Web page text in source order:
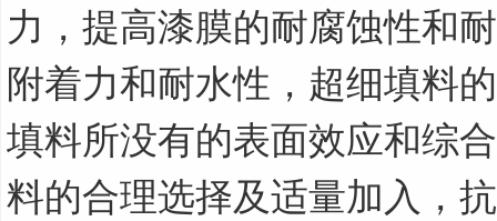
力，提高漆膜的耐腐蚀性和
附着力和耐水性，超细填料
填料所没有的表面效应和综
料的合理选择及适量加入，